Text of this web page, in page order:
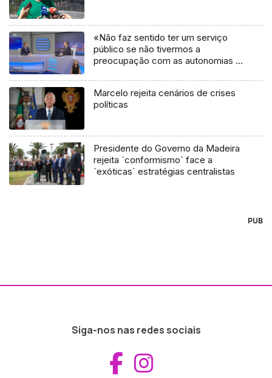
«Não faz sentido ter um serviço
público se não tivermos a
preocupação com as autonomias e
Marcelo rejeita cenários de crises
políticas
Presidente do Governo da Madeira
rejeita `conformismo` face a
`exóticas` estratégias centralistas
PUB
Siga-nos nas redes sociais
Aceder ao